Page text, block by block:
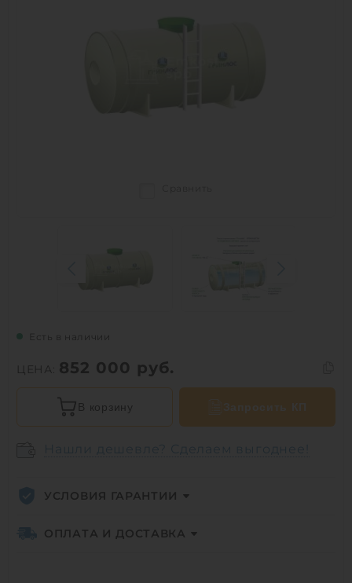
Есть в наличии
ЦЕНА: 852 000 руб.
В корзину
УСЛОВИЯ ГАРАНТИИ
ОПЛАТА И ДОСТАВКА